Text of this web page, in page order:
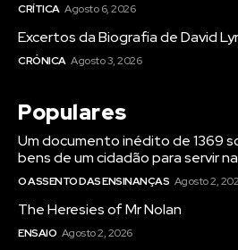
CRÍTICA Agosto 6, 2026
Excertos da Biografia de David
CRÓNICA Agosto 3, 2026
Populares
Um documento inédito de 1369
bens de um cidadão para servir
O ASSENTO DAS ENSINANÇAS Agosto 2,
The Heresies of Mr Nolan
ENSAIO Agosto 2, 2026